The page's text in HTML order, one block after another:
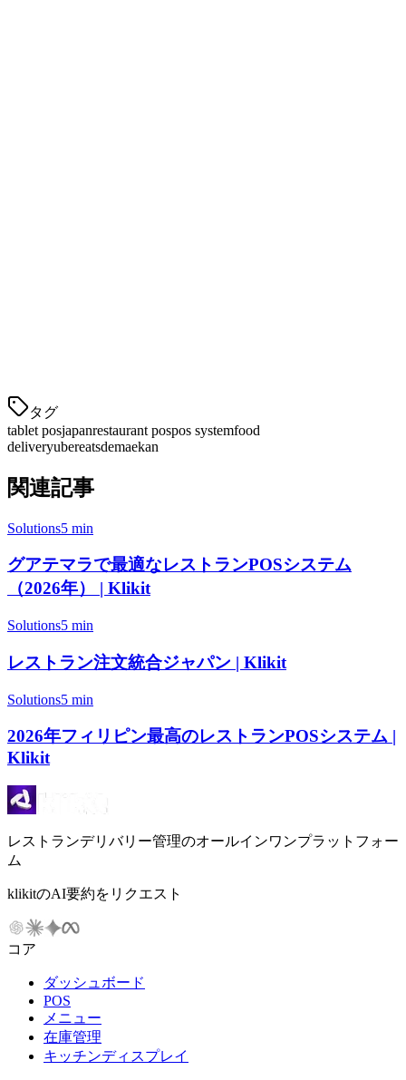
タグ
tablet posjapanrestaurant pospos systemfood
deliveryubereatsdemaekan
関連記事
Solutions5 min
グアテマラで最適なレストランPOSシステム
（2026年） | Klikit
Solutions5 min
レストラン注文統合ジャパン | Klikit
Solutions5 min
2026年フィリピン最高のレストランPOSシステム |
Klikit
レストランデリバリー管理のオールインワンプラットフォー
ム
klikitのAI要約をリクエスト
コア
ダッシュボード
POS
メニュー
在庫管理
キッチンディスプレイ